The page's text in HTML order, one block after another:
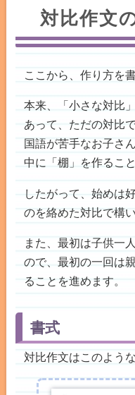
対比作文
ここから、作り方を
本来、「小さな対比
あって、ただの対比
国語が苦手なお子さ
中に「棚」を作るこ
したがって、始めは
のを絡めた対比で構い
また、最初は子供一
ので、最初の一回は
ることを進めます。
書式
対比作文はこのよう